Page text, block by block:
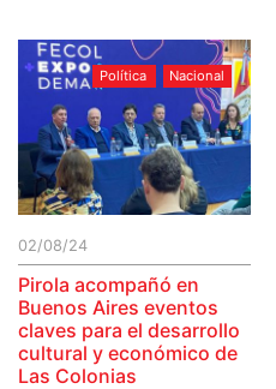
Política Nacional
02/08/24
Pirola acompañó en
Buenos Aires eventos
claves para el desarrollo
cultural y económico de
Las Colonias